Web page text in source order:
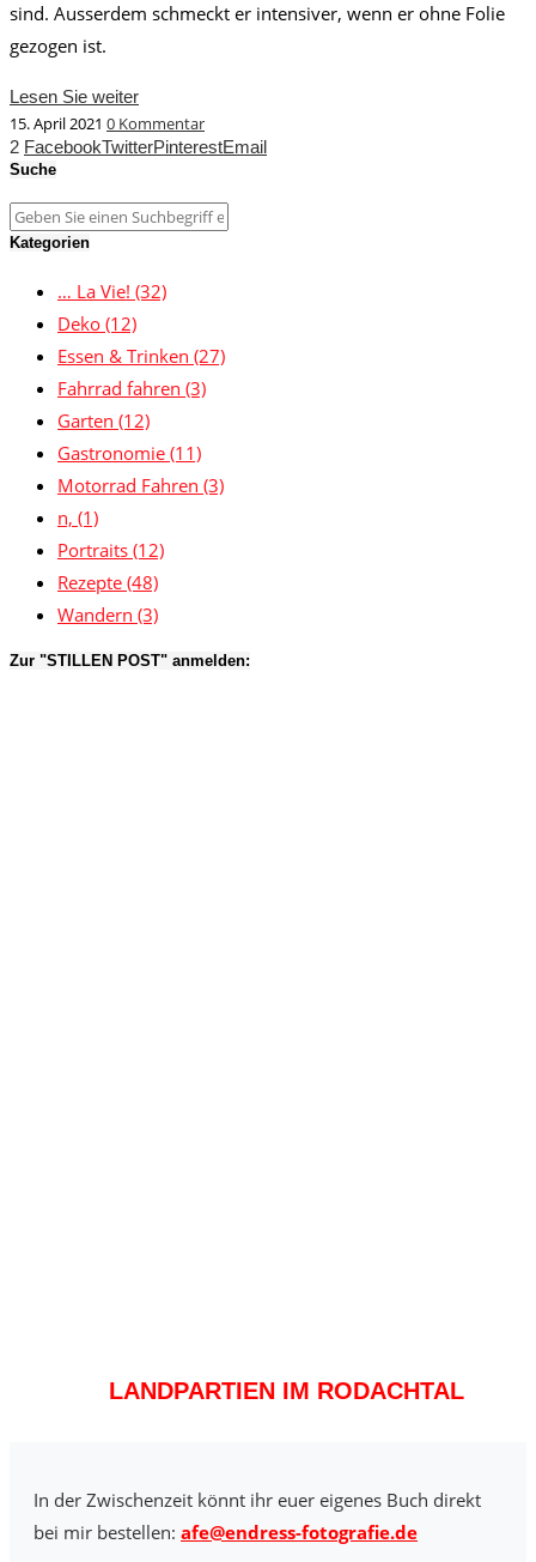
sind. Ausserdem schmeckt er intensiver, wenn er ohne Folie
gezogen ist.
Lesen Sie weiter
15. April 2021 0 Kommentar
2 FacebookTwitterPinterestEmail
Suche
Kategorien
… La Vie! (32)
Deko (12)
Essen & Trinken (27)
Fahrrad fahren (3)
Garten (12)
Gastronomie (11)
Motorrad Fahren (3)
n, (1)
Portraits (12)
Rezepte (48)
Wandern (3)
Zur "STILLEN POST" anmelden:
LANDPARTIEN IM RODACHTAL
In der Zwischenzeit könnt ihr euer eigenes Buch direkt
bei mir bestellen: afe@endress-fotografie.de